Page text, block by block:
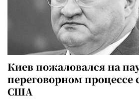
Киев пожаловался на
переговорном процессе
США